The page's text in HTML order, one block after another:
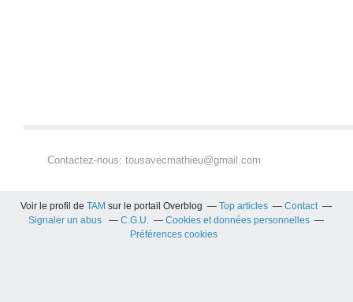
Contactez-nous: tousavecmathieu@gmail.com
Voir le profil deTAM sur le portail Overblog Top articles
Contact
Signaler un abus
C.G.U.
Cookies et données personnelles
Préférences cookies